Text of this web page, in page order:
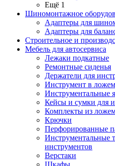
Ещё 1
Шиномонтажное
Адаптеры для
Адаптеры для
Строительное и
Мебель для автосервиса
Лежаки подкатные
Ремонтные сиденья
Держатели для
Инструмент в
Инструментальные
Кейсы и сумки для
Комплекты из
Крючки
Перфорированные
Инструментальные
инструментов
Верстаки
Шкафы